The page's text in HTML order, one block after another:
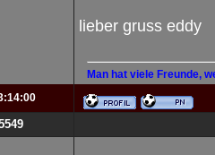
lieber gruss eddy
Man hat viele Freunde,